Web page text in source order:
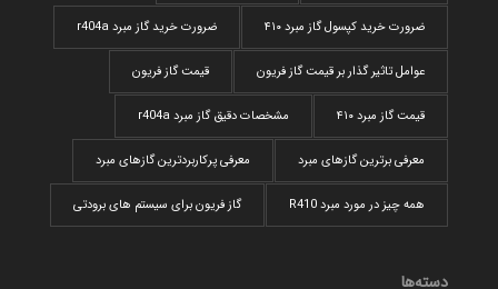
ضرورت خرید کپسول گاز مبرد ۴۱۰ ضرورت خرید گاز مبرد r404a
عوامل تاثیر گذار بر قیمت گاز فریون قیمت گاز فریون
قیمت گاز مبرد ۴۱۰ مشخصات دقیق گاز مبرد r404a
معرفی برترین گازهای مبرد معرفی پرکاربردترین گاز‌های مبرد
همه چیز در مورد مبرد R410 گاز فریون برای سیستم های برودتی
دسته‌ها